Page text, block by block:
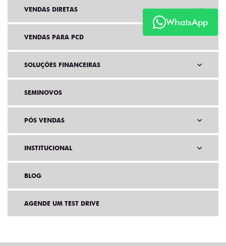
WhatsApp
VENDAS DIRETAS
VENDAS PARA PCD
SOLUÇÕES FINANCEIRAS
SEMINOVOS
PÓS VENDAS
INSTITUCIONAL
BLOG
AGENDE UM TEST DRIVE